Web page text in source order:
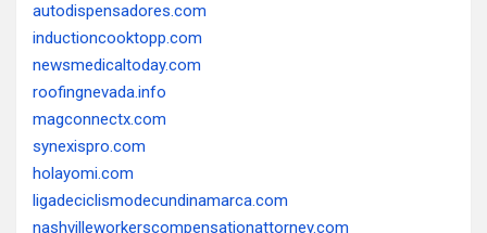
autodispensadores.com
inductioncooktopp.com
newsmedicaltoday.com
roofingnevada.info
magconnectx.com
synexispro.com
holayomi.com
ligadeciclismodecundinamarca.com
nashvilleworkerscompensationattorney.com